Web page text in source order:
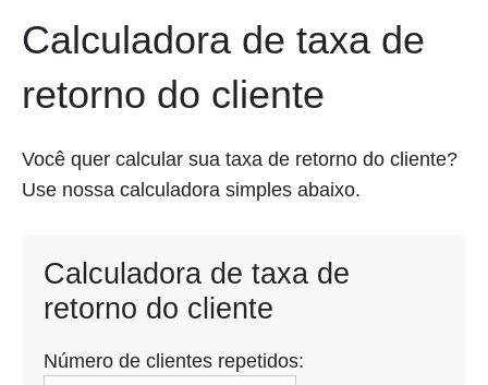
Calculadora de taxa de
retorno do cliente
Você quer calcular sua taxa de retorno do cliente?
Use nossa calculadora simples abaixo.
Calculadora de taxa de
retorno do cliente
Número de clientes repetidos: